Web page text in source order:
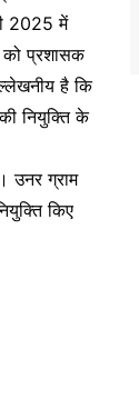
2025 में
को प्रशासक
है कि
नियुक्ति के
उनर ग्राम
किए